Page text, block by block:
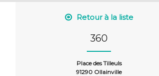
Retour à la liste
360
Place des Tilleuls
91290 Ollainville